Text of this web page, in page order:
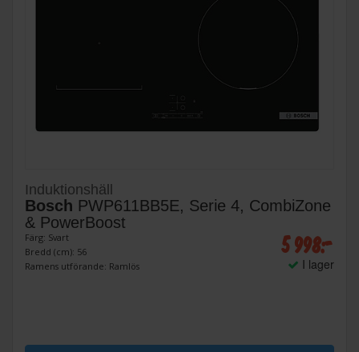
Induktionshäll
Bosch PWP611BB5E, Serie 4, CombiZone
& PowerBoost
Färg: Svart
Bredd (cm): 56
Ramens utförande: Ramlös
5 998:-
I lager